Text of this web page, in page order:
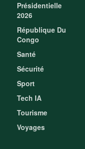
Présidentielle
2026
République Du
Congo
Santé
Sécurité
Sport
Tech IA
Tourisme
Voyages